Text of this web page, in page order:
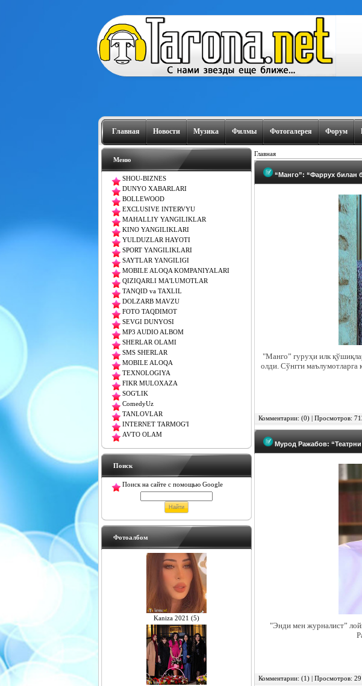
Главная Новости Музика Филмы Фотогалерея Форум
Меню
SHOU-BIZNES
DUNYO XABARLARI
BOLLEWOOD
EXCLUSIVE INTERVYU
MAHALLIY YANGILIKLAR
KINO YANGILIKLARI
YULDUZLAR HAYOTI
SPORT YANGILIKLARI
SAYTLAR YANGILIGI
MOBILE ALOQA KOMPANIYALARI
QIZIQARLI MA'LUMOTLAR
TANQID va TAXLIL
DOLZARB MAVZU
FOTO TAQDIMOT
SEVGI DUNYOSI
MP3 AUDIO ALBOM
SHERLAR OLAMI
SMS SHERLAR
MOBILE ALOQA
TEXNOLOGIYA
FIKR MULOXAZA
SOG'LIK
ComedyUz
TANLOVLAR
INTERNET TARMOG'I
AVTO OLAM
Поиск
Поиск на сайте с помощью Google
Фотоалбом
Kaniza 2021 (5)
Главная
“Манго”: “Фаррух билан
"Манго” гуруҳи илк
олди. Сўнгги маълумотларга
Комментарии: (0) | Просмотров:
Мурод Ражабов:
"Энди мен журналист”
Комментарии: (1) | Просмотров: